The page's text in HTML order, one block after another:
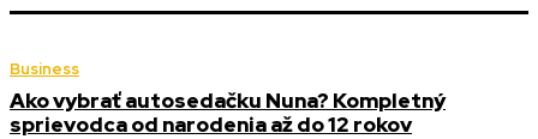
Business
Ako vybrať autosedačku Nuna? Kompletný
sprievodca od narodenia až do 12 rokov